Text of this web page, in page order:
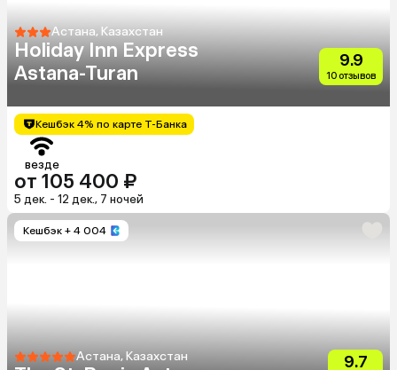
Астана, Казахстан
Holiday Inn Express
Astana-Turan
9.9
10 отзывов
Кешбэк 4% по карте Т-Банка
везде
от 105 400 ₽
5 дек. - 12 дек., 7 ночей
Кешбэк + 4 004
Астана, Казахстан 9.7